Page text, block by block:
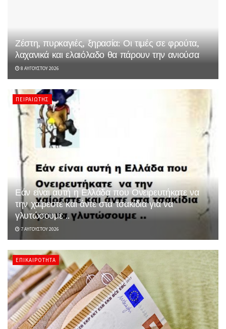
Ζέστη, πυρκαγιές, ξηρασία: Οι τιμές σε φρούτα,
λαχανικά και ελαιόλαδο θα πάρουν την ανιούσα
8 ΑΥΓΟΎΣΤΟΥ 2026
ΠΕΙΡΑΙΏΤΗΣ
Εάν είναι αυτή η Ελλάδα που Ονειρευτήκατε να
την χαίρεστε και άντε στα τσακίδια για να
γλυτώσουμε ..
7 ΑΥΓΟΎΣΤΟΥ 2026
ΕΠΙΚΑΙΡΌΤΗΤΑ